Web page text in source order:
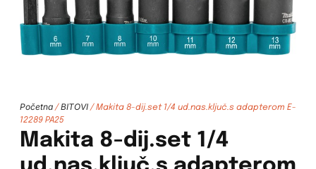
Početna/ BITOVI/ Makita 8-dij.set 1/4 ud.nas.ključ.s adapterom E-
12289 PA25
Makita 8-dij.set 1/4